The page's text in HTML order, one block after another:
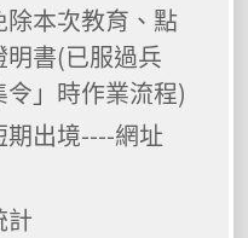
本次教育、點
書(已服過兵
」時作業流程)
出境----網址
計